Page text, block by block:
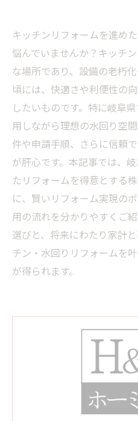
キッチンリフォームを進め
悩んでいませんか？キッチ
な場所であり、設備の老朽
頃には、快適さや利便性の
したいものです。特に岐阜
用しながら理想の水回り空
件や申請手順、さらに信頼
が肝心です。本記事では、
たリフォームを得意とする
に、賢いリフォーム実現の
用の流れを分かりやすくご
選びと、将来にわたり家計
チン・水回りリフォームを
が得られます。